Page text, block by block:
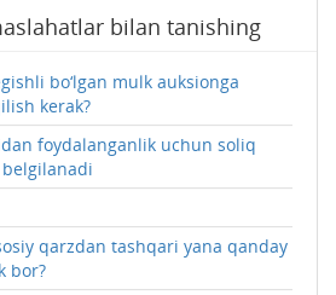
bilan tanishing
bo‘lgan mulk auksionga
kerak?
foydalanganlik uchun soliq
qarzdan tashqari yana qanday
bor?